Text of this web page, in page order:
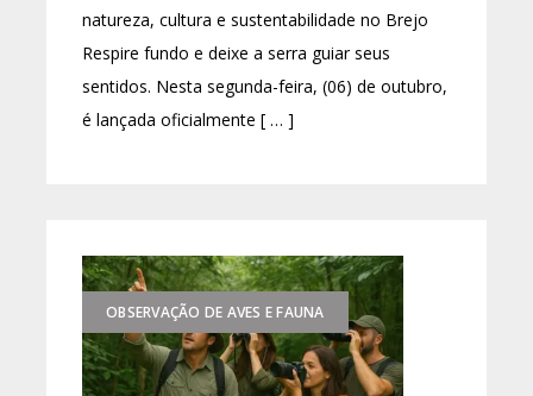
natureza, cultura e sustentabilidade no Brejo
Respire fundo e deixe a serra guiar seus
sentidos. Nesta segunda-feira, (06) de outubro,
é lançada oficialmente [ … ]
OBSERVAÇÃO DE AVES E FAUNA